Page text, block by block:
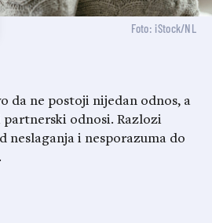
Foto: iStock/NL
da ne postoji nijedan odnos, a
partnerski odnosi. Razlozi
i nesporazuma do